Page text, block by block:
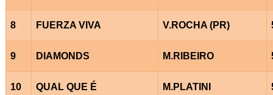
8 FUERZA VIVA V.ROCHA (PR)
9 DIAMONDS M.RIBEIRO
10 QUAL QUE É M.PLATINI